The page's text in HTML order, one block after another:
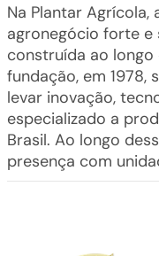
Na Plantar
agronegócio forte e
construída ao
fundação, em
levar inovação,
especializado a
Brasil. Ao longo
presença com